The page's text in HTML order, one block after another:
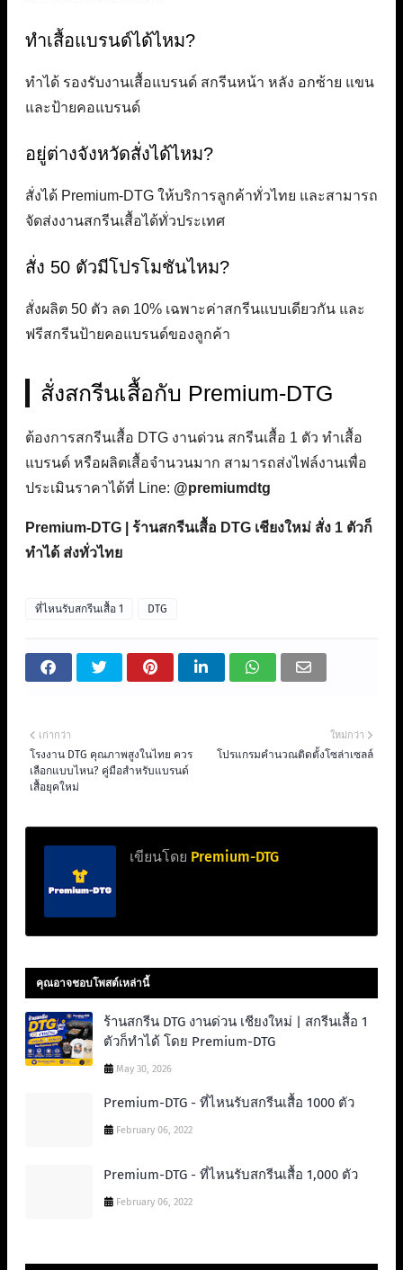
ทำเสื้อแบรนด์ได้ไหม?
ทำได้ รองรับงานเสื้อแบรนด์ สกรีนหน้า หลัง อกซ้าย แขน
และป้ายคอแบรนด์
อยู่ต่างจังหวัดสั่งได้ไหม?
สั่งได้ Premium-DTG ให้บริการลูกค้าทั่วไทย และสามารถ
จัดส่งงานสกรีนเสื้อได้ทั่วประเทศ
สั่ง 50 ตัวมีโปรโมชันไหม?
สั่งผลิต 50 ตัว ลด 10% เฉพาะค่าสกรีนแบบเดียวกัน และ
ฟรีสกรีนป้ายคอแบรนด์ของลูกค้า
สั่งสกรีนเสื้อกับ Premium-DTG
ต้องการสกรีนเสื้อ DTG งานด่วน สกรีนเสื้อ 1 ตัว ทำเสื้อ
แบรนด์ หรือผลิตเสื้อจำนวนมาก สามารถส่งไฟล์งานเพื่อ
ประเมินราคาได้ที่ Line: @premiumdtg
Premium-DTG | ร้านสกรีนเสื้อ DTG เชียงใหม่ สั่ง 1 ตัวก็
ทำได้ ส่งทั่วไทย
ที่ไหนรับสกรีนเสื้อ 1 DTG
ใหม่กว่า
โปรแกรมคำนวณติดตั้งโซล่าเซลล์
เก่ากว่า
โรงงาน DTG คุณภาพสูงในไทย ควร
เลือกแบบไหน? คู่มือสำหรับแบรนด์
เสื้อยุคใหม่
เขียนโดย Premium-DTG
คุณอาจชอบโพสต์เหล่านี้
ร้านสกรีน DTG งานด่วน เชียงใหม่ | สกรีนเสื้อ 1
ตัวก็ทำได้ โดย Premium-DTG
May 30, 2026
Premium-DTG - ที่ไหนรับสกรีนเสื้อ 1000 ตัว
February 06, 2022
Premium-DTG - ที่ไหนรับสกรีนเสื้อ 1,000 ตัว
February 06, 2022